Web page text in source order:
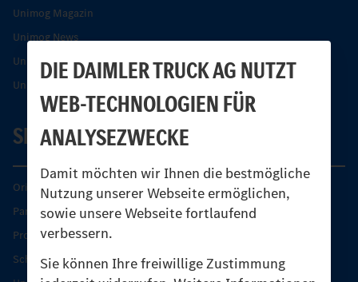
DIE DAIMLER TRUCK AG NUTZT
WEB-TECHNOLOGIEN FÜR
ANALYSEZWECKE
Damit möchten wir Ihnen die bestmögliche
Nutzung unserer Webseite ermöglichen,
sowie unsere Webseite fortlaufend
verbessern.
Sie können Ihre freiwillige Zustimmung
Unimog Magazin
Unimog News
Unimog Partner-Portal
Unimog Sicherheit
SERVICE
Original-Teile
Partner finden
Produkt-Highlights
Schutz und Werterhalt